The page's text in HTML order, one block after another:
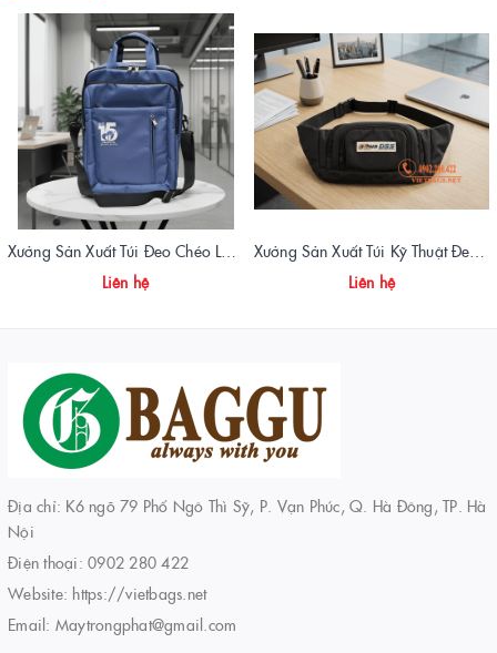
Xưởng Sản Xuất Túi Đeo Chéo Laptop Quà Tặng Doanh Nghiệp | Vietbags
Liên hệ
Xưởng Sản Xuất Túi Kỹ Thuật Đeo Hông DSS Chuyên Nghiệp | Vietbags
Liên hệ
Địa chỉ: K6 ngõ 79 Phố Ngô Thì Sỹ, P. Vạn Phúc, Q. Hà Đông, TP. Hà
Nội
Điện thoại: 0902 280 422
Website: https://vietbags.net
Email: Maytrongphat@gmail.com